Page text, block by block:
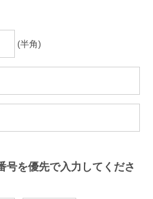
(半角)
号を優先で入力してくださ